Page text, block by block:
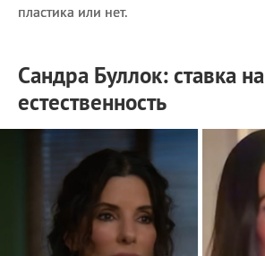
пластика или нет.
Сандра Буллок: ставка на
естественность